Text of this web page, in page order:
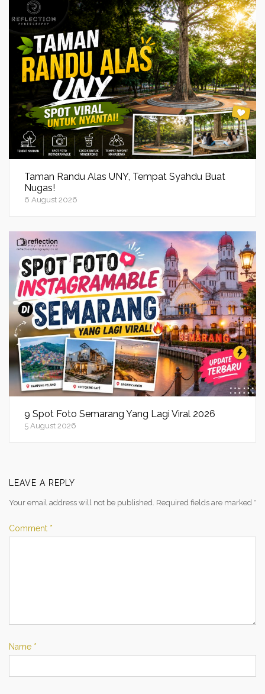
Taman Randu Alas UNY, Tempat Syahdu Buat
Nugas!
6 August 2026
9 Spot Foto Semarang Yang Lagi Viral 2026
5 August 2026
LEAVE A REPLY
Your email address will not be published. Required fields are marked *
Comment *
Name *